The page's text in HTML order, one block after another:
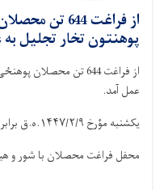
از فراغت 644 تن
پوهنتون تخار تجلیل به
از فراغت 644 تن محصلان
عمل آمد.
یکشنبه مؤرخ۱۴۴۷/۲/۹. ه.ق برابر با
محفل فراغت محصلان با شور و